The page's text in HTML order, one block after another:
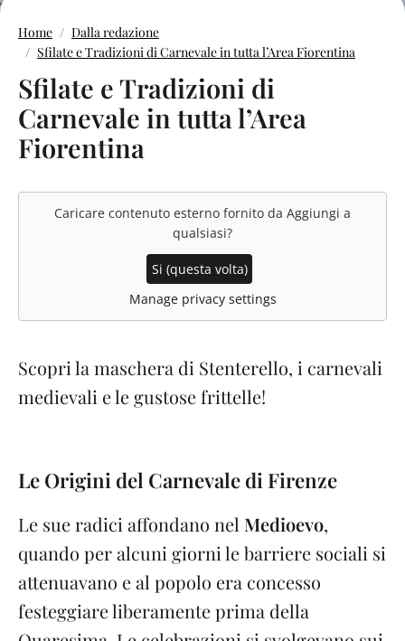
Home
Dalla redazione
Sfilate e Tradizioni di Carnevale in tutta l’Area Fiorentina
Sfilate e Tradizioni di
Carnevale in tutta l’Area
Fiorentina
Caricare contenuto esterno fornito da Aggiungi a
qualsiasi?
Si (questa volta)
Manage privacy settings
Scopri la maschera di Stenterello, i carnevali
medievali e le gustose frittelle!
Le Origini del Carnevale di Firenze
Le sue radici affondano nel Medioevo,
quando per alcuni giorni le barriere sociali si
attenuavano e al popolo era concesso
festeggiare liberamente prima della